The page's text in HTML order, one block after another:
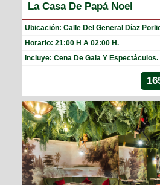
La Casa De Papá Noel
Ubicación: Calle Del General Díaz
Horario: 21:00 H A 02:00 H.
Incluye: Cena De Gala Y Espectáculos.